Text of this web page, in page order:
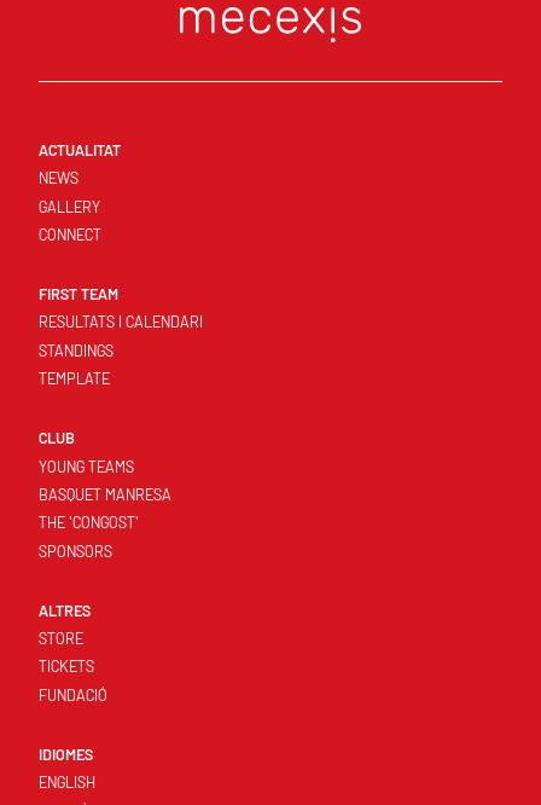
ACTUALITAT
NEWS
GALLERY
CONNECT
FIRST TEAM
RESULTATS I CALENDARI
STANDINGS
TEMPLATE
CLUB
YOUNG TEAMS
BASQUET MANRESA
THE 'CONGOST'
SPONSORS
ALTRES
STORE
TICKETS
FUNDACIÓ
IDIOMES
ENGLISH